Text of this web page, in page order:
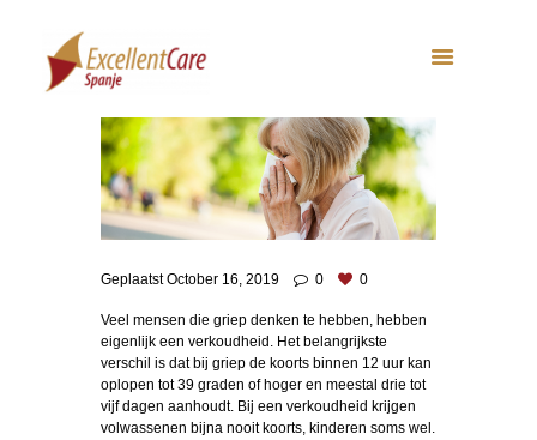
GeplaatstOctober 16, 2019 0 0
Veel mensen die griep denken te hebben, hebben
eigenlijk een verkoudheid. Het belangrijkste
verschil is dat bij griep de koorts binnen 12 uur kan
oplopen tot 39 graden of hoger en meestal drie tot
vijf dagen aanhoudt. Bij een verkoudheid krijgen
volwassenen bijna nooit koorts, kinderen soms wel.